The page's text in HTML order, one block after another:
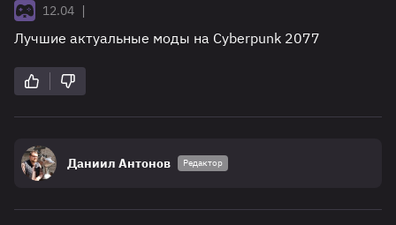
12.04 |
Лучшие актуальные моды на Cyberpunk 2077
Даниил Антонов Редактор